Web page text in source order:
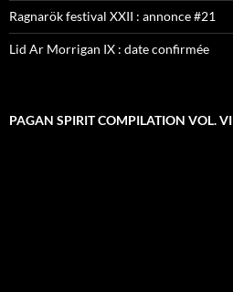
Ragnarök festival XXII : annonce #21
Lid Ar Morrigan IX : date confirmée
PAGAN SPIRIT COMPILATION VOL. VI